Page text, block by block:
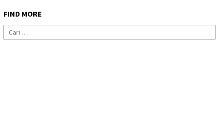
FIND MORE
Cari
untuk: